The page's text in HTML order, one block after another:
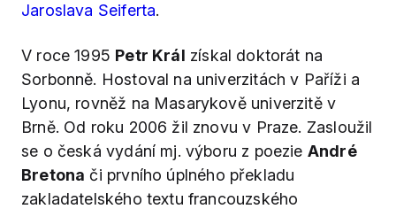
Jaroslava Seiferta.
V roce 1995 Petr Král získal doktorát na
Sorbonně. Hostoval na univerzitách v Paříži a
Lyonu, rovněž na Masarykově univerzitě v
Brně. Od roku 2006 žil znovu v Praze. Zasloužil
se o česká vydání mj. výboru z poezie André
Bretona či prvního úplného překladu
zakladatelského textu francouzského